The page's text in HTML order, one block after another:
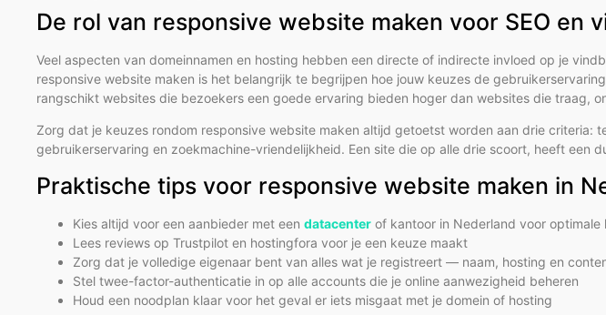
De rol van responsive website maken voor SEO en
Veel aspecten van domeinnamen en hosting hebben een directe of indirecte invloed op je
responsive website maken is het belangrijk te begrijpen hoe jouw keuzes de
rangschikt websites die bezoekers een goede ervaring bieden hoger dan websites die traag,
Zorg dat je keuzes rondom responsive website maken altijd getoetst worden aan drie criteria:
gebruikerservaring en zoekmachine-vriendelijkheid. Een site die op alle drie scoort, heeft een
Praktische tips voor responsive website maken in
Kies altijd voor een aanbieder met een datacenter of kantoor in Nederland voor
Lees reviews op Trustpilot en hostingfora voor je een keuze maakt
Zorg dat je volledige eigenaar bent van alles wat je registreert — naam, hosting en
Stel twee-factor-authenticatie in op alle accounts die je online aanwezigheid beheren
Houd een noodplan klaar voor het geval er iets misgaat met je domein of hosting